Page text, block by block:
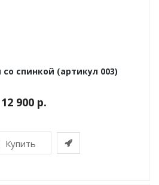
спинкой (артикул 003)
12 900 р.
Купить